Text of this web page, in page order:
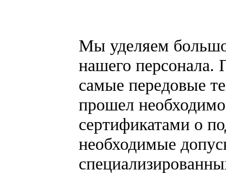
Мы уделяем
нашего
самые передовые
прошел
сертификатами о
необходимые